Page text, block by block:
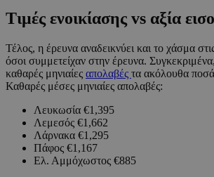
Τιμές ενοικίασης vs αξία
Τέλος, η έρευνα αναδεικνύει και το χάσμα
όσοι συμμετείχαν στην έρευνα.
καθαρές μηνιαίες απολαβές τα ακόλουθα
Καθαρές μέσες μηνιαίες απολαβές:
Λευκωσία €1,395
Λεμεσός €1,662
Λάρνακα €1,295
Πάφος €1,167
Ελ. Αμμόχωστος €885